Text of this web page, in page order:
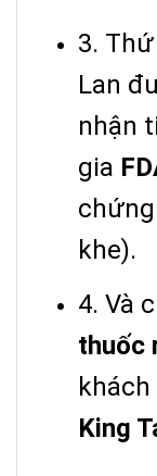
3.
Lan
nhận
gia
khe).
4. Và
thuốc
King